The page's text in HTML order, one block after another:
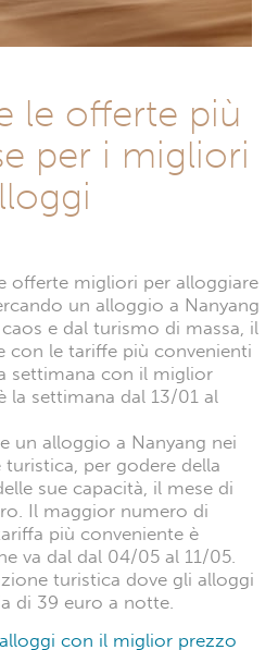
le offerte più
per i migliori
offerte migliori per alloggiare
un alloggio a Nanyang
e dal turismo di massa, il
con le tariffe più convenienti
settimana con il miglior
la settimana dal 13/01 al
un alloggio a Nanyang nei
per godere della
sue capacità, il mese di
Il maggior numero di
più conveniente è
va dal dal 04/05 al 11/05.
turistica dove gli alloggi
di 39 euro a notte.
con il miglior prezzo